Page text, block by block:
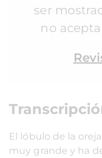
ser
no
El lóbulo de la
muy grande y ha